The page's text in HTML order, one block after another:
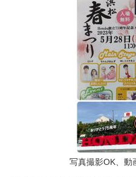
写真撮影OK、